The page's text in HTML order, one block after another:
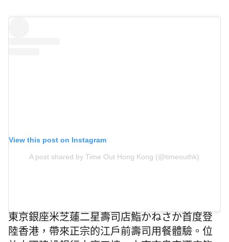
View this post on Instagram
A post shared by Time Out Hong Kong (@timeouthk)
東京銀座米芝蓮二星壽司店鮨かねさか首度登
陸香港， 帶來正宗的江戶前壽司用餐體驗。 位